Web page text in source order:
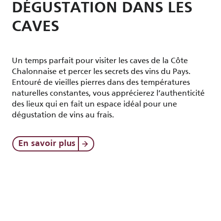
DÉGUSTATION DANS LES
CAVES
Un temps parfait pour visiter les caves de la Côte
Chalonnaise et percer les secrets des vins du Pays.
Entouré de vieilles pierres dans des températures
naturelles constantes, vous apprécierez l’authenticité
des lieux qui en fait un espace idéal pour une
dégustation de vins au frais.
En savoir plus